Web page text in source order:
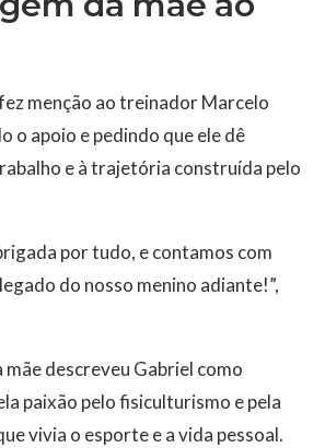
menção ao treinador Marcelo
o apoio e pedindo que ele dê
e à trajetória construída pelo
por tudo, e contamos com
do nosso menino adiante!”,
mãe descreveu Gabriel como
paixão pelo fisiculturismo e pela
vivia o esporte e a vida pessoal.